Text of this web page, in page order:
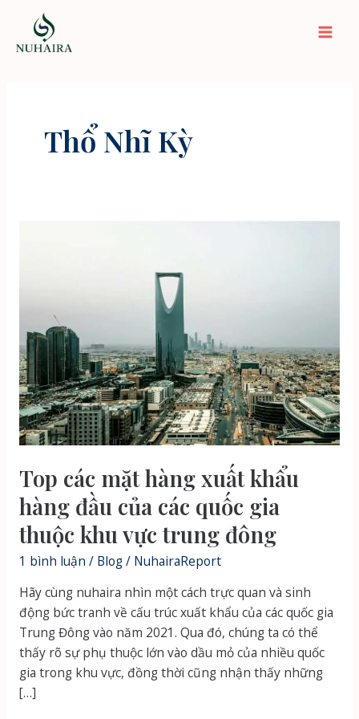
nội
Thổ Nhĩ Kỳ
Top các mặt hàng xuất khẩu
hàng đầu của các quốc gia
thuộc khu vực trung đông
1 bình luận / Blog/ NuhairaReport
Hãy cùng nuhaira nhìn một cách trực quan và sinh
động bức tranh về cấu trúc xuất khẩu của các quốc gia
Trung Đông vào năm 2021. Qua đó, chúng ta có thể
thấy rõ sự phụ thuộc lớn vào dầu mỏ của nhiều quốc
gia trong khu vực, đồng thời cũng nhận thấy những
[…]